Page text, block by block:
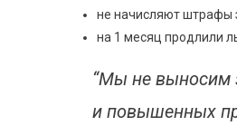
не начисляют штрафы
на 1 месяц продлили
“Мы не выносим
и повышенных